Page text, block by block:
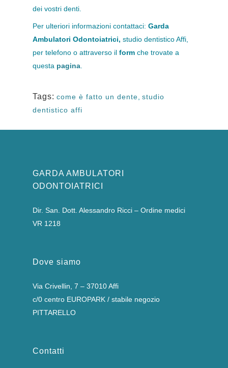
dei vostri denti.
Per ulteriori informazioni contattaci: Garda
Ambulatori Odontoiatrici, studio dentistico Affi,
per telefono o attraverso il form che trovate a
questa pagina
Tags: come è fatto un dente studio
dentistico affi
GARDA AMBULATORI
ODONTOIATRICI
Dir. San. Dott. Alessandro Ricci – Ordine medici
VR 1218
Dove siamo
Via Crivellin, 7 – 37010 Affi
c/0 centro EUROPARK / stabile negozio
PITTARELLO
Contatti